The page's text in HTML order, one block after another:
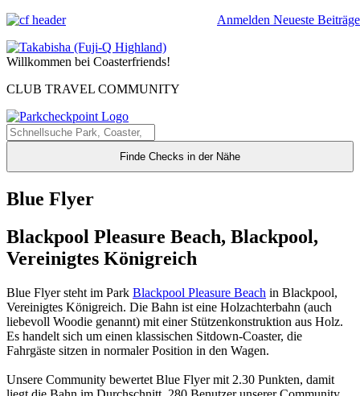
Anmelden Neueste Beiträge
Willkommen bei Coasterfriends!
CLUB TRAVEL COMMUNITY
Finde Checks in der Nähe
Blue Flyer
Blackpool Pleasure Beach, Blackpool,
Vereinigtes Königreich
Blue Flyer steht im Park Blackpool Pleasure Beach in Blackpool,
Vereinigtes Königreich. Die Bahn ist eine Holzachterbahn (auch
liebevoll Woodie genannt) mit einer Stützenkonstruktion aus Holz.
Es handelt sich um einen klassischen Sitdown-Coaster, die
Fahrgäste sitzen in normaler Position in den Wagen.
Unsere Community bewertet Blue Flyer mit 2.30 Punkten, damit